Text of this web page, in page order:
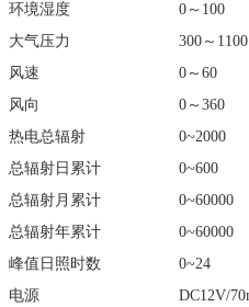
环境湿度
0～100
大气压力
300～1100
风速
0～60
风向
0～360
热电总辐射
0~2000
总辐射日累计
0~600
总辐射月累计
0~60000
总辐射年累计
0~60000
峰值日照时数
0~24
电源
DC12V/